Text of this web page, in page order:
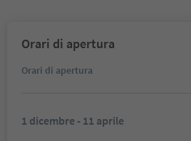
Orari di apertura
Orari di apertura
1 dicembre - 11 aprile